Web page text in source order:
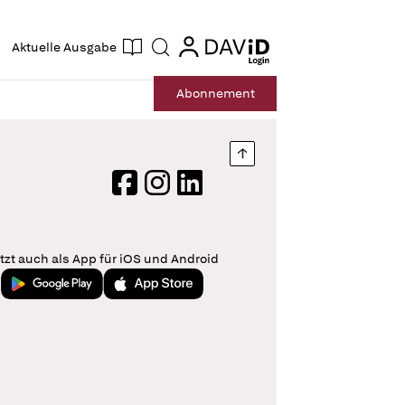
Aktuelle Ausgabe Suche login
login
Abonnement
Nach oben springen
FacebookInstagram
LinkedIn
auch als App für iOS und Android
Jetzt bei Google PlayLaden im App Store